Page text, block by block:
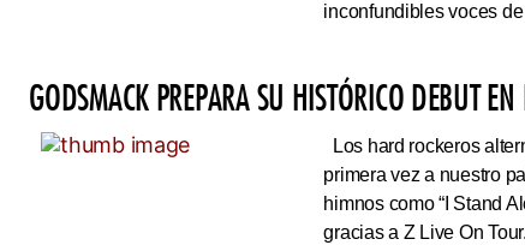
inconfundibles voces
GODSMACK PREPARA SU HISTÓRICO DEBUT EN
Los hard rockeros
primera vez a nuestro
himnos como “I Stand
gracias a Z Live On